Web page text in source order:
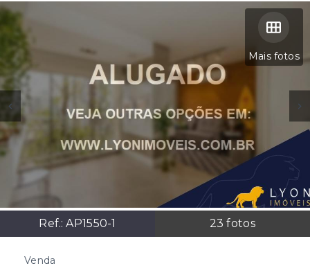
Mais fotos
Ref.:AP1550-1 23 fotos
Venda